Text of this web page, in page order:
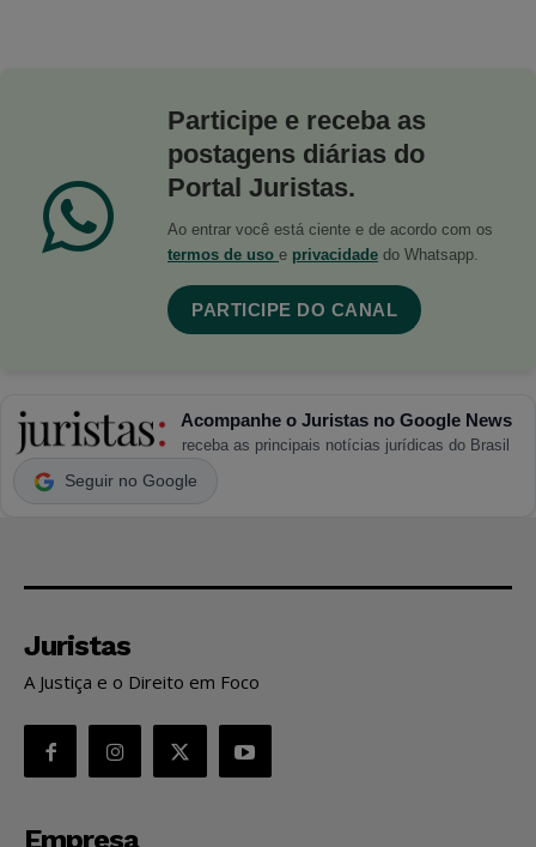
Participe e receba as
postagens diárias do
Portal Juristas.
Ao entrar você está ciente e de acordo com os
termos de uso e privacidade do Whatsapp.
PARTICIPE DO CANAL
Acompanhe o Juristas no Google News
receba as principais notícias jurídicas do Brasil
Seguir no Google
Juristas
A Justiça e o Direito em Foco
Empresa